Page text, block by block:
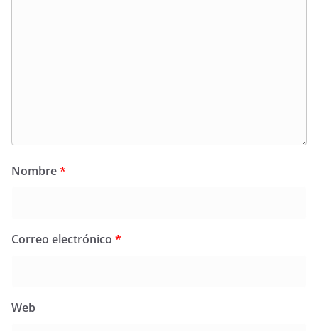
Nombre*
Correo electrónico *
Web